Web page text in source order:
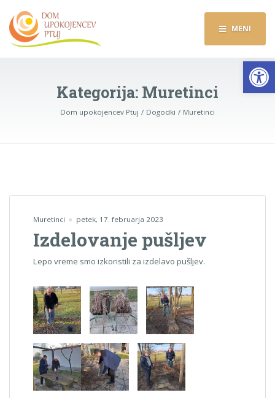
MENI
Kategorija: Muretinci
Dom upokojencev Ptuj Dogodki Muretinci
Muretinci petek, 17. februarja 2023
Izdelovanje pušljev
Lepo vreme smo izkoristili za izdelavo pušljev.